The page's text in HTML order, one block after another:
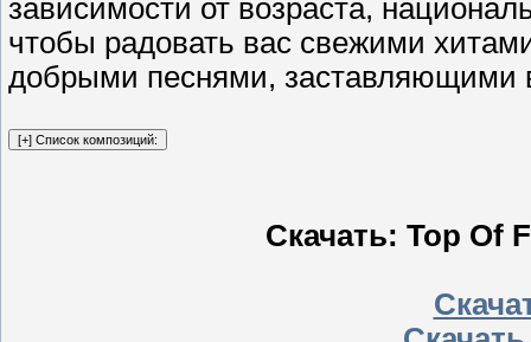
зависимости от возраста,
чтобы радовать вас свежими
добрыми песнями, заставляющими
Скачать: Top Of